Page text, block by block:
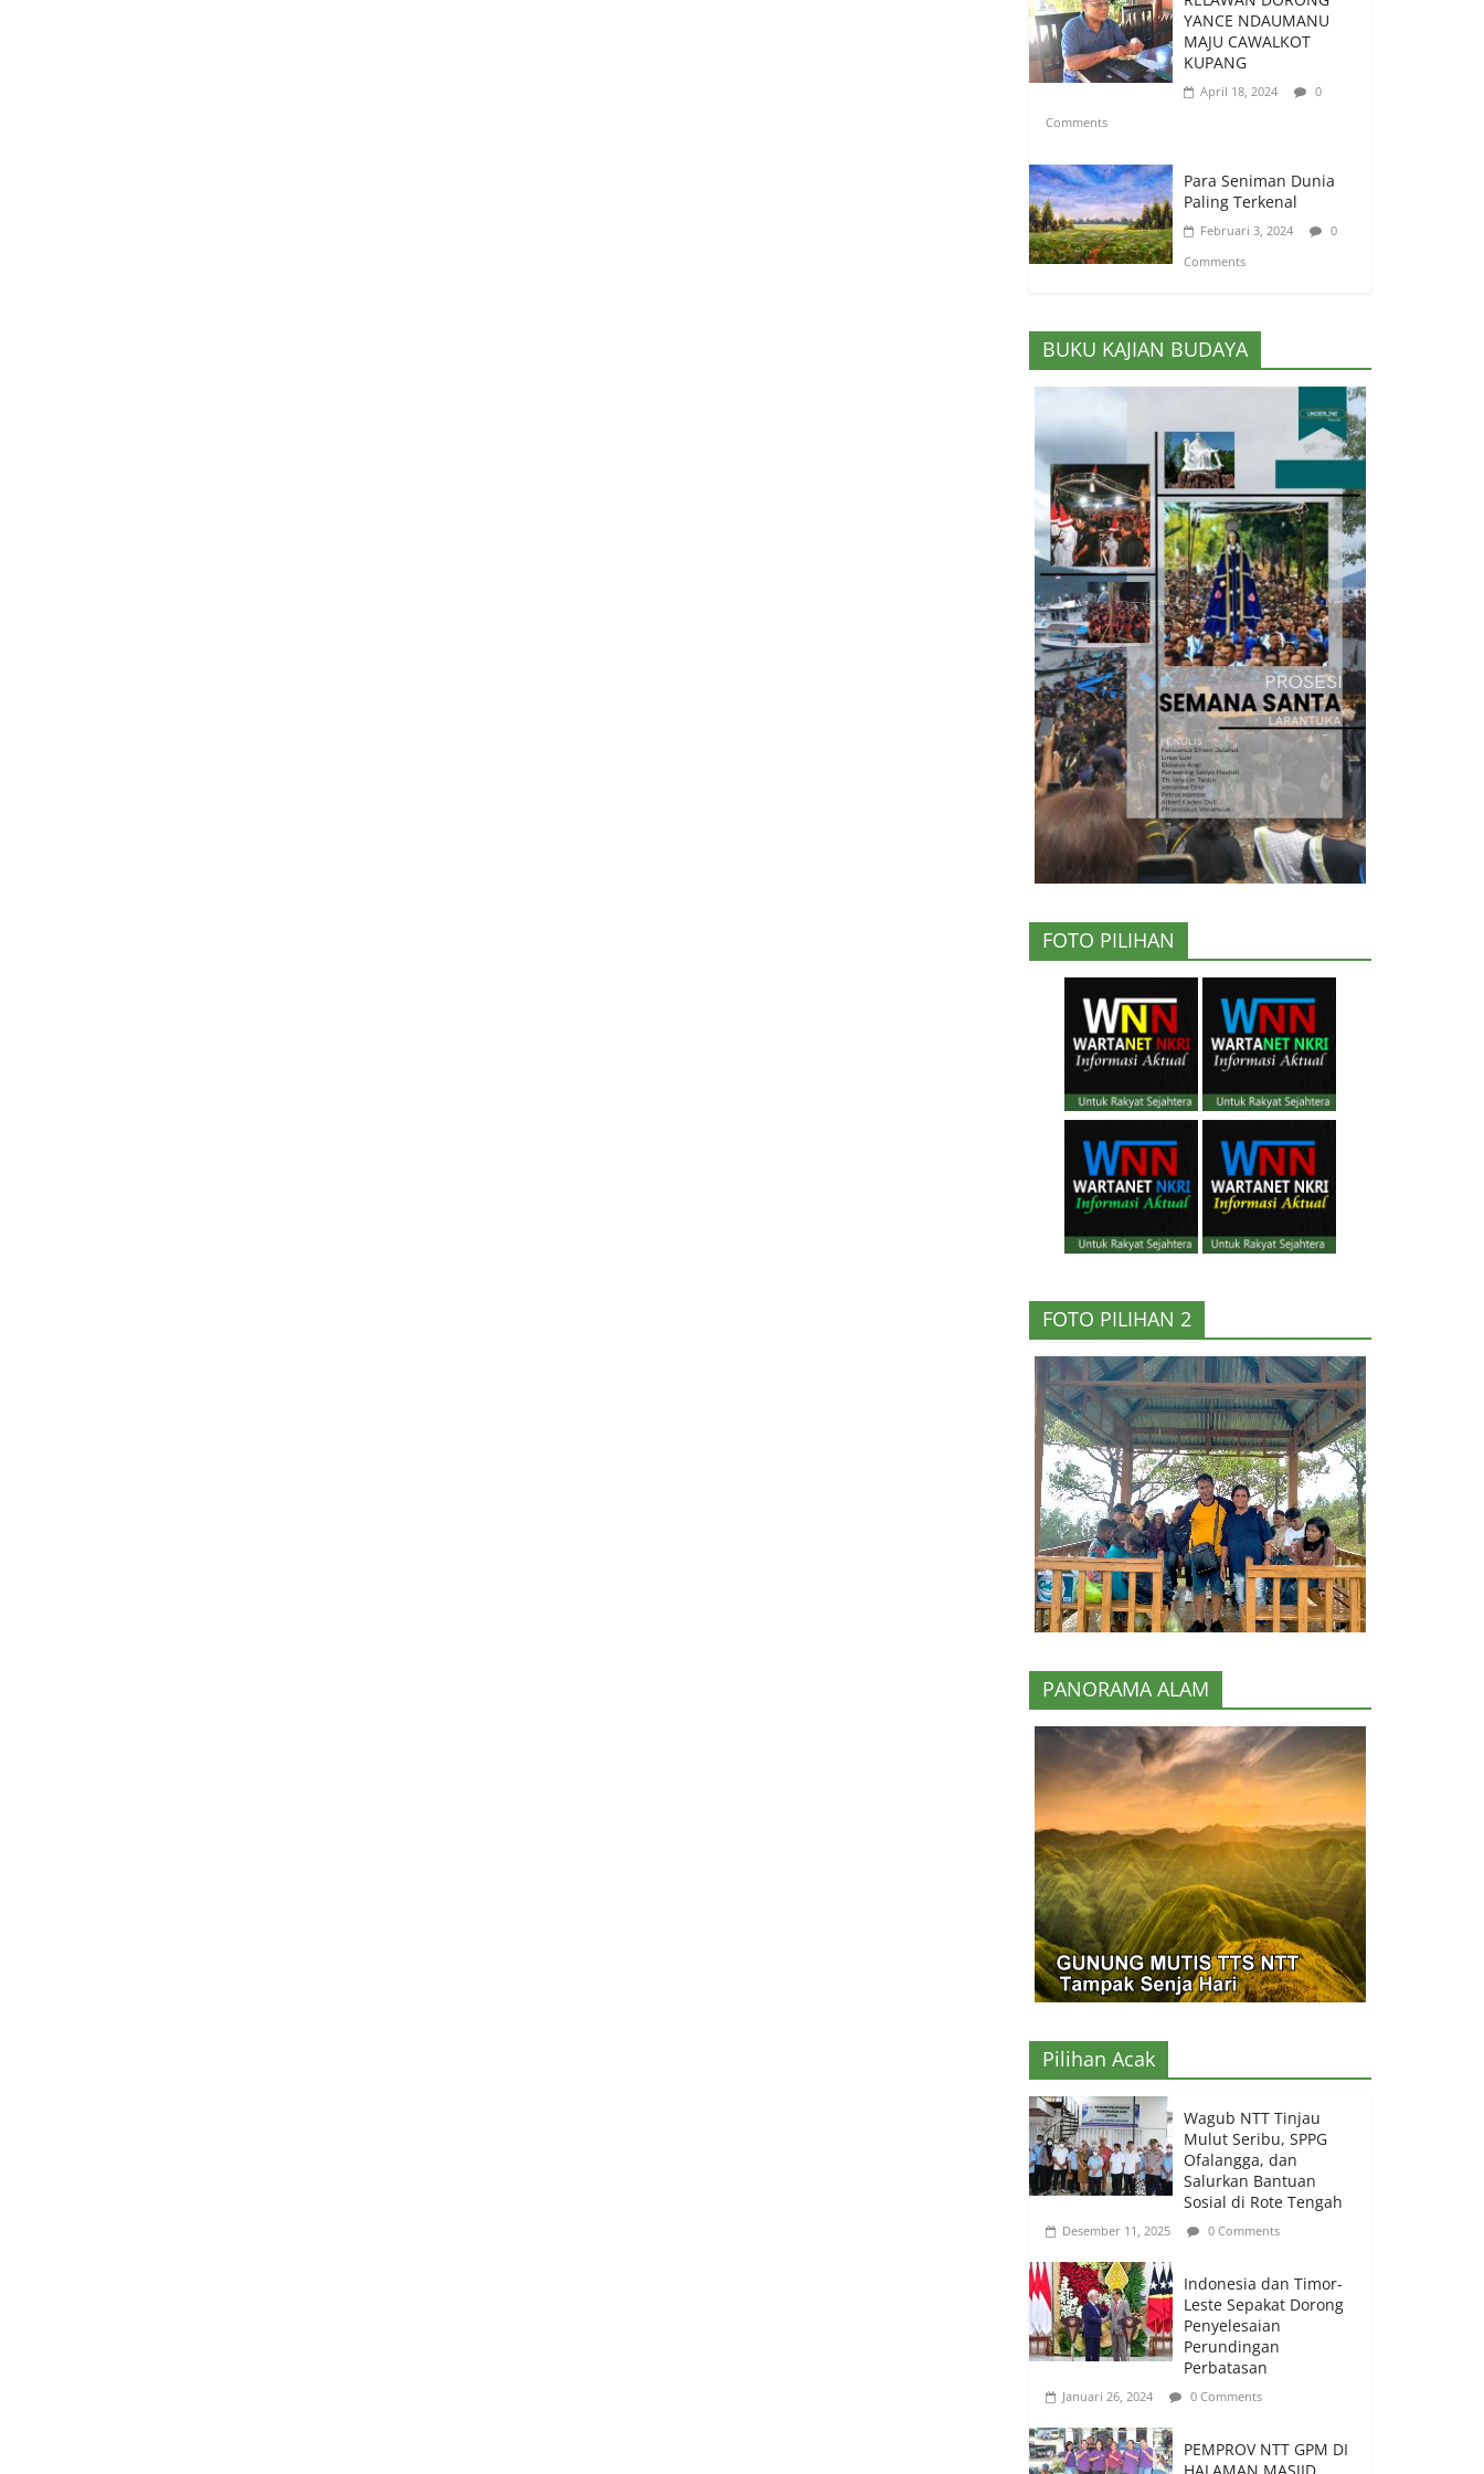
YANCE NDAUMANU
MAJU CAWALKOT
KUPANG
April 18, 2024
0
Comments
Para Seniman Dunia
Paling Terkenal
Februari 3, 2024
0
Comments
BUKU KAJIAN BUDAYA
FOTO PILIHAN
FOTO PILIHAN 2
PANORAMA ALAM
Pilihan Acak
Wagub NTT Tinjau
Mulut Seribu, SPPG
Ofalangga, dan
Salurkan Bantuan
Sosial di Rote Tengah
Desember 11, 2025 0 Comments
Indonesia dan Timor-
Leste Sepakat Dorong
Penyelesaian
Perundingan
Perbatasan
Januari 26, 2024 0 Comments
PEMPROV NTT GPM DI
HALAMAN MASJID